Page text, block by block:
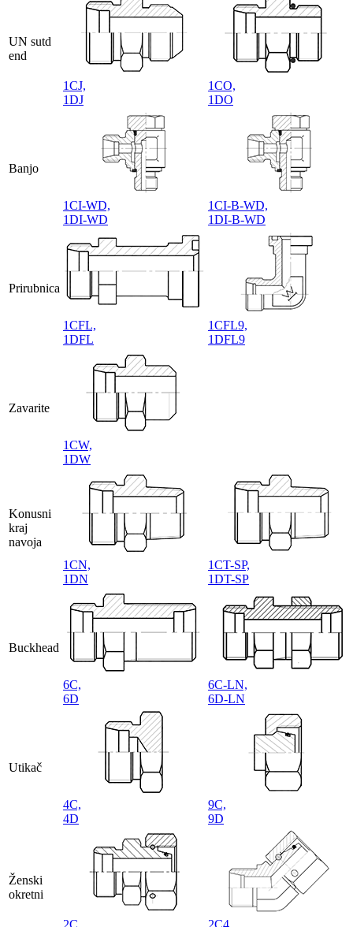
UN sutd
end
1CJ,
1DJ
1CO,
1DO
Banjo
1CI-WD,
1DI-WD
1CI-B-WD,
1DI-B-WD
Prirubnica
1CFL,
1DFL
1CFL9,
1DFL9
Zavarite
1CW,
1DW
Konusni
kraj
navoja
1CN,
1DN
1CT-SP,
1DT-SP
Buckhead
6C,
6D
6C-LN,
6D-LN
Utikač
4C,
4D
9C,
9D
Ženski
okretni